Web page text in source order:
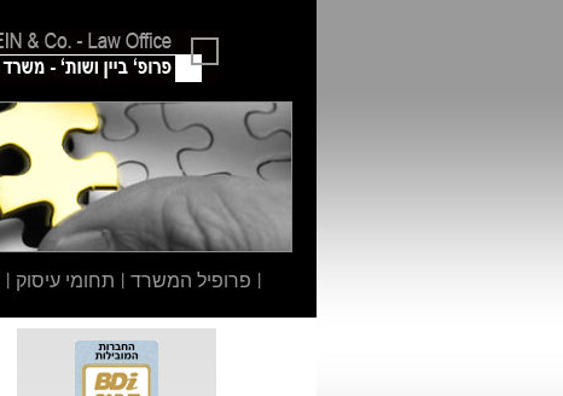
פרופיל המשרד תחומי עיסוק